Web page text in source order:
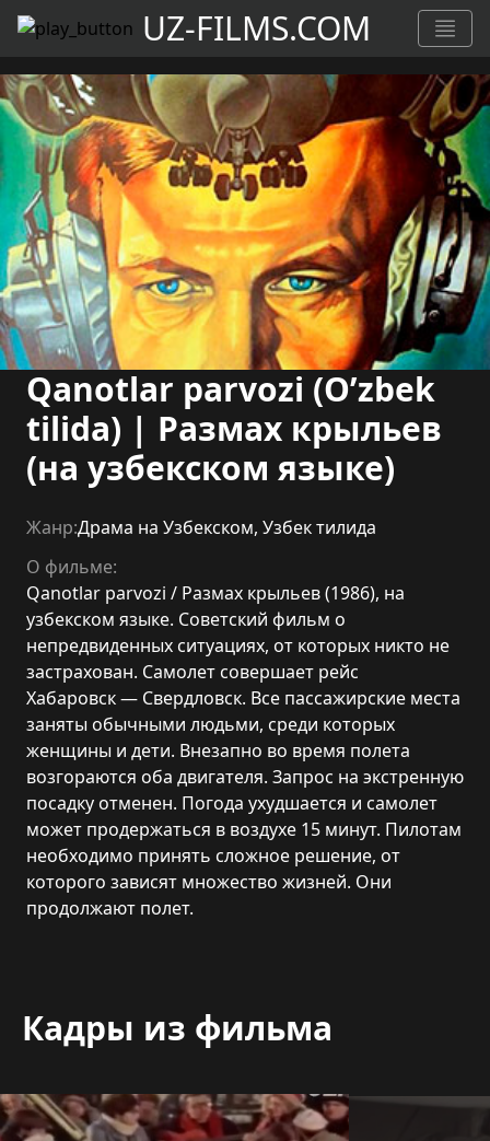
UZ-FILMS.COM
Qanotlar parvozi (O’zbek
tilida) | Размах крыльев
(на узбекском языке)
Жанр:Драма на Узбекском, Узбек тилида
О фильме:
Qanotlar parvozi / Размах крыльев (1986), на
узбекском языке. Советский фильм о
непредвиденных ситуациях, от которых никто не
застрахован. Самолет совершает рейс
Хабаровск — Свердловск. Все пассажирские места
заняты обычными людьми, среди которых
женщины и дети. Внезапно во время полета
возгораются оба двигателя. Запрос на экстренную
посадку отменен. Погода ухудшается и самолет
может продержаться в воздухе 15 минут. Пилотам
необходимо принять сложное решение, от
которого зависят множество жизней. Они
продолжают полет.
Кадры из фильма